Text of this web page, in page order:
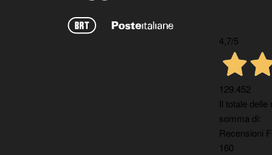
4,7/5
129.452
Il totale
somma di:
Recensioni
160